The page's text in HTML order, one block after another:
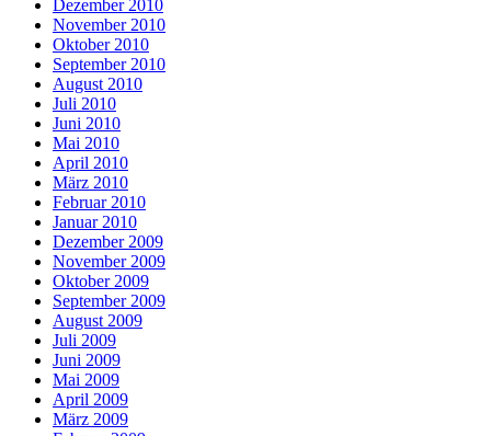
Dezember 2010
November 2010
Oktober 2010
September 2010
August 2010
Juli 2010
Juni 2010
Mai 2010
April 2010
März 2010
Februar 2010
Januar 2010
Dezember 2009
November 2009
Oktober 2009
September 2009
August 2009
Juli 2009
Juni 2009
Mai 2009
April 2009
März 2009